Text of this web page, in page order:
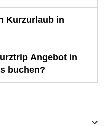
Kurzurlaub in
Angebot in
buchen?